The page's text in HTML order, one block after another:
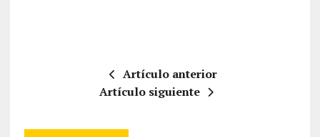
Artículo anterior
Artículo siguiente